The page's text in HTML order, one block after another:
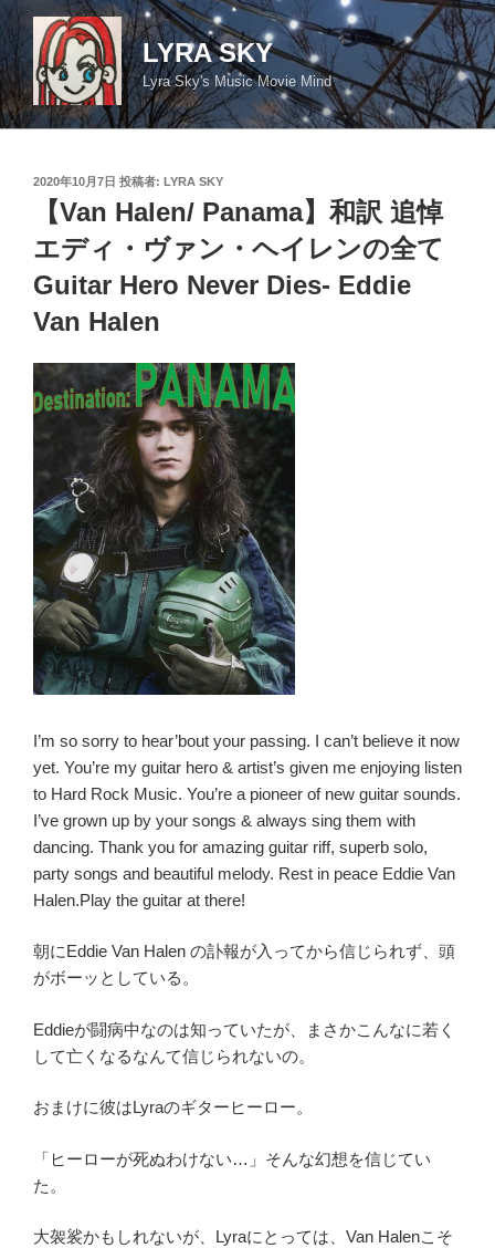
コ
ン
テ
ン
ツ
LYRA SKY
Lyra Sky's Music Movie Mind
投
2020年10月7日 投稿者: LYRA SKY
【Van Halen/ Panama】和訳 追悼
エディ・ヴァン・ヘイレンの全て
Guitar Hero Never Dies- Eddie
Van Halen
I’m so sorry to hear’bout your passing. I can’t believe it now
yet. You’re my guitar hero & artist’s given me enjoying listen
to Hard Rock Music. You’re a pioneer of new guitar sounds.
I’ve grown up by your songs & always sing them with
dancing. Thank you for amazing guitar riff, superb solo,
party songs and beautiful melody. Rest in peace Eddie Van
Halen.Play the guitar at there!
朝にEddie Van Halen の訃報が入ってから信じられず、頭
がボーッとしている。
Eddieが闘病中なのは知っていたが、まさかこんなに若く
して亡くなるなんて信じられないの。
おまけに彼はLyraのギターヒーロー。
「ヒーローが死ぬわけない…」そんな幻想を信じてい
た。
大袈裟かもしれないが、Lyraにとっては、Van Halenこそ